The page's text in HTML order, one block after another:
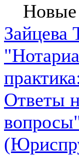
Новые
Зайцева
Ответы